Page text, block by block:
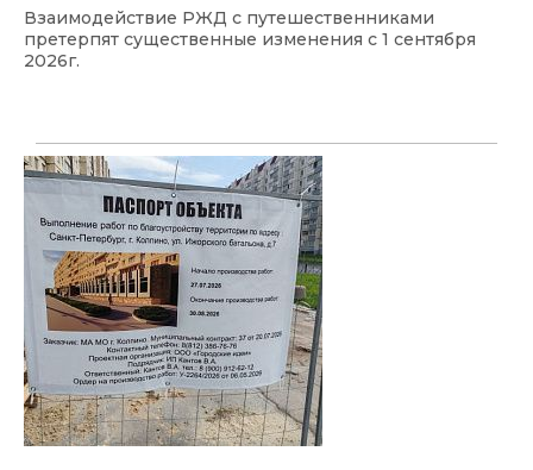
Взаимодействие РЖД с путешественниками
претерпят существенные изменения с 1 сентября
2026г.